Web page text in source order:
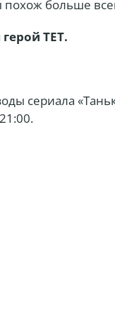
похож больше
ТЕТ.
сериала